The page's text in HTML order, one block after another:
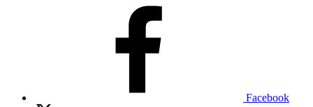
Facebook